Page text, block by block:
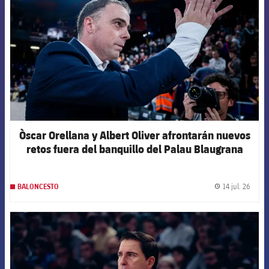
Òscar Orellana y Albert Oliver afrontarán nuevos
retos fuera del banquillo del Palau Blaugrana
BALONCESTO 14 jul. 26
FCB Barcelona badge